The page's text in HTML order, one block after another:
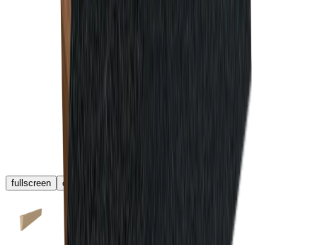
fullscreen chevron_left